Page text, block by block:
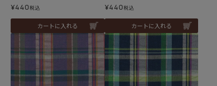
¥440税込
カートに入れる
¥440税込
カートに入れる